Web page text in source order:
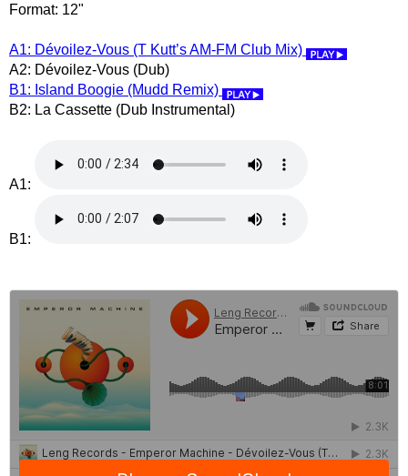
Format: 12"
A1: Dévoilez-Vous (T Kutt’s AM-FM Club Mix)
A2: Dévoilez-Vous (Dub)
B1: Island Boogie (Mudd Remix)
B2: La Cassette (Dub Instrumental)
A1:
B1: